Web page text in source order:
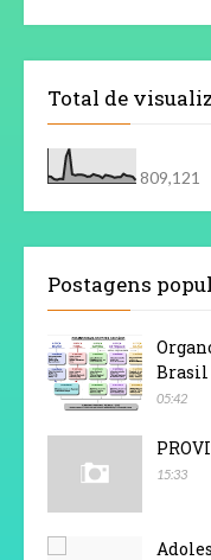
Total de
809,121
Postagens
Brasil
05:42
15:33